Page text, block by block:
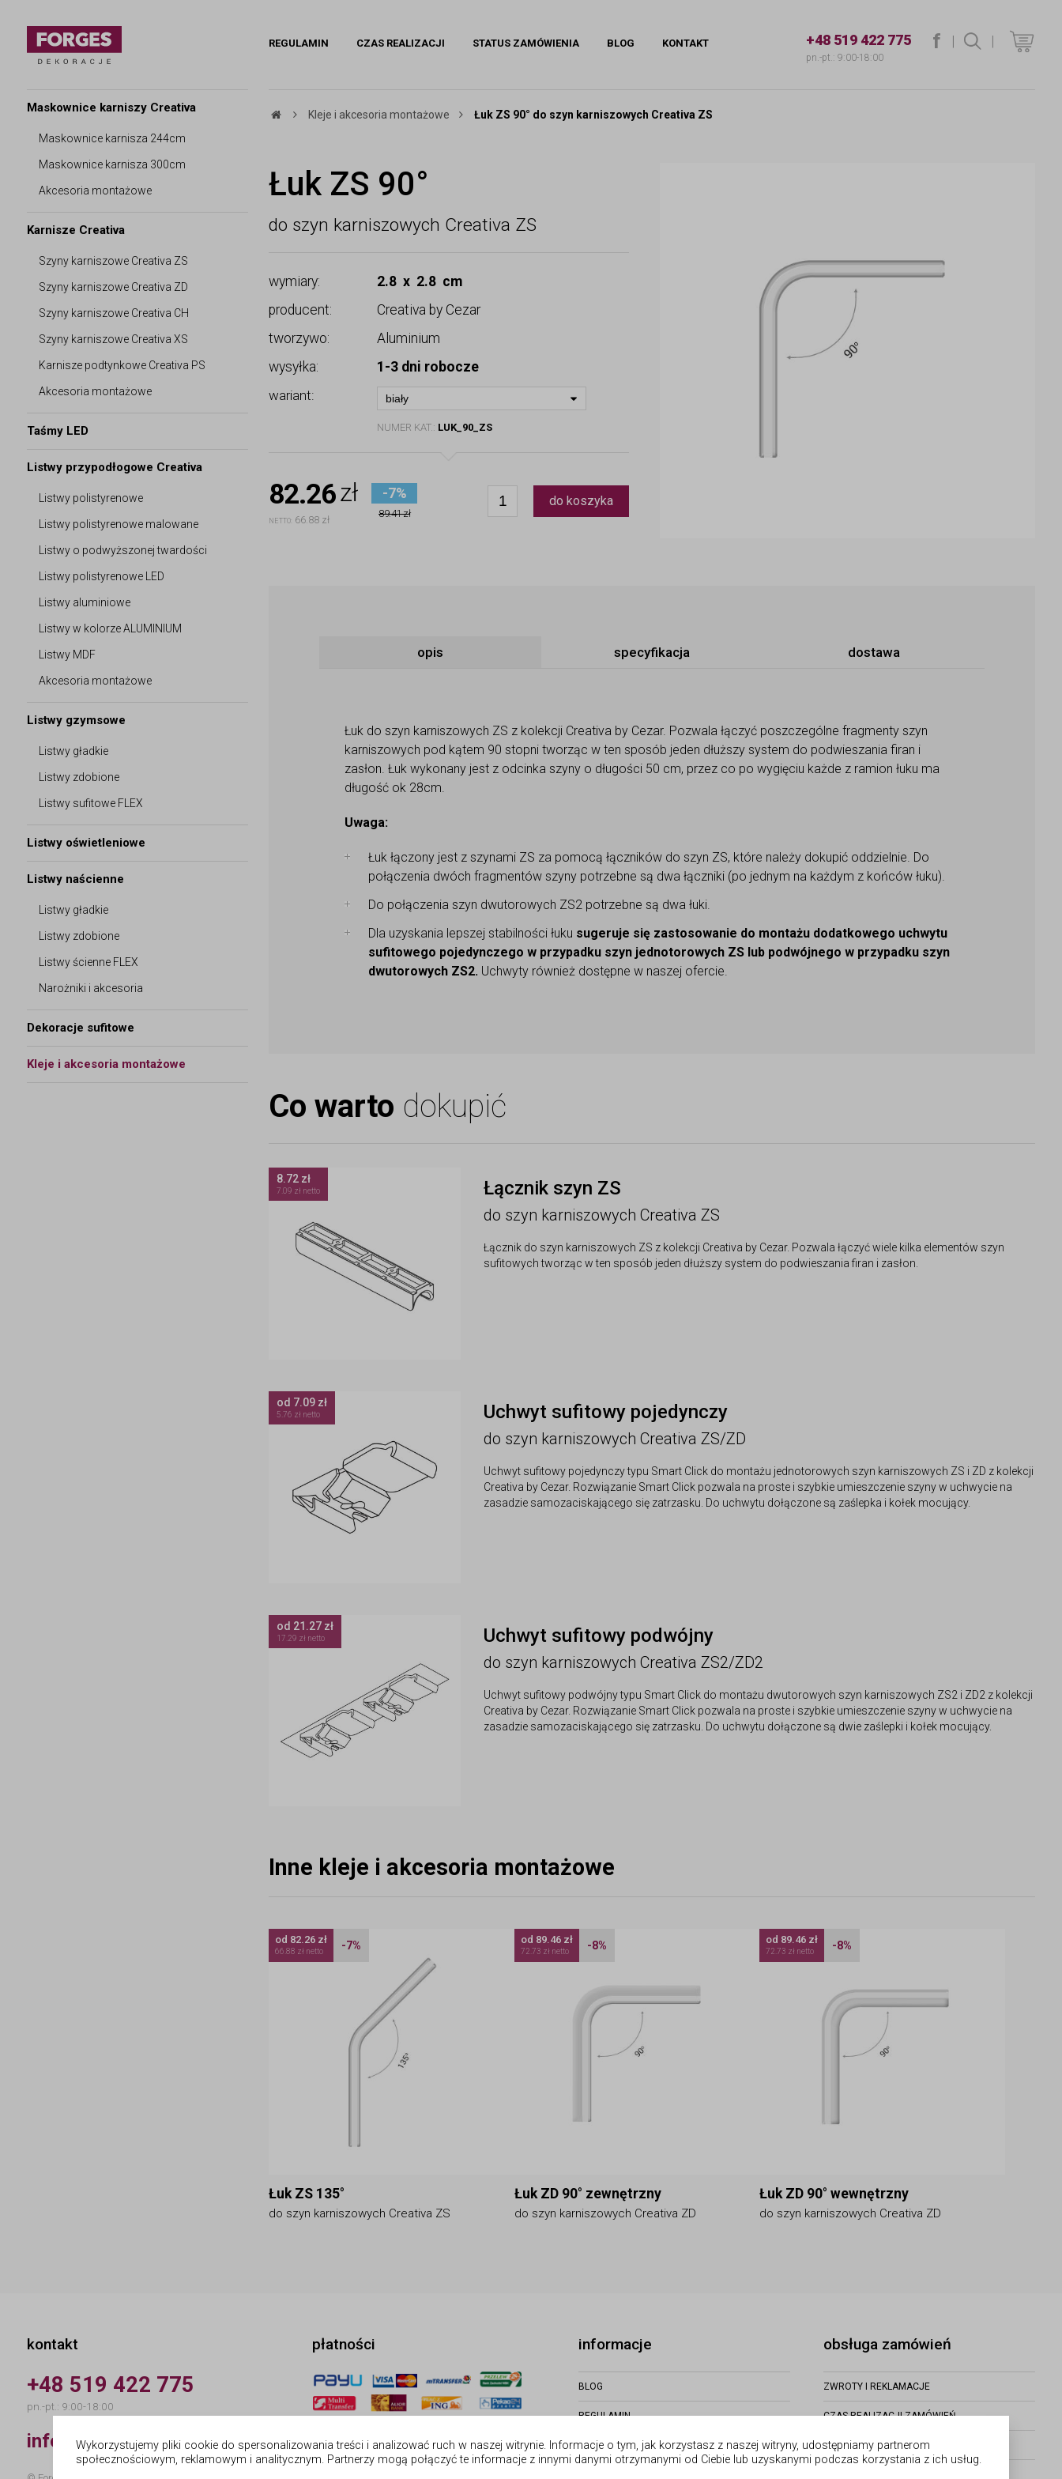
REGULAMIN CZAS REALIZACJI STATUS ZAMÓWIENIA BLOG KONTAKT f | szukaj
|
+48 519 422 775
pn.-pt.: 9:00-18:00
Maskownice karniszy Creativa
Maskownice karnisza 244cm
Maskownice karnisza 300cm
Akcesoria montażowe
Karnisze Creativa
Szyny karniszowe Creativa ZS
Szyny karniszowe Creativa ZD
Szyny karniszowe Creativa CH
Szyny karniszowe Creativa XS
Karnisze podtynkowe Creativa PS
Akcesoria montażowe
Taśmy LED
Listwy przypodłogowe Creativa
Listwy polistyrenowe
Listwy polistyrenowe malowane
Listwy o podwyższonej twardości
Listwy polistyrenowe LED
Listwy aluminiowe
Listwy w kolorze ALUMINIUM
Listwy MDF
Akcesoria montażowe
Listwy gzymsowe
Listwy gładkie
Listwy zdobione
Listwy sufitowe FLEX
Listwy oświetleniowe
Listwy naścienne
Listwy gładkie
Listwy zdobione
Listwy ścienne FLEX
Narożniki i akcesoria
Dekoracje sufitowe
Kleje i akcesoria montażowe
Kleje i akcesoria montażowe Łuk ZS 90° do szyn karniszowych Creativa ZS
do szyn karniszowych Creativa ZS
Łuk ZS 90°
wymiary:
2.8 x 2.8 cm
producent:
Creativa by Cezar
tworzywo:
Aluminium
wysyłka:
1-3 dni robocze
wariant:
biały
NUMER KAT.: LUK_90_ZS
82.26zł
NETTO: 66.88 zł
-7%
89.41 zł
do koszyka
opis specyfikacja dostawa
Łuk do szyn karniszowych ZS z kolekcji Creativa by Cezar. Pozwala łączyć poszczególne fragmenty szyn
karniszowych pod kątem 90 stopni tworząc w ten sposób jeden dłuższy system do podwieszania firan i
zasłon. Łuk wykonany jest z odcinka szyny o długości 50 cm, przez co po wygięciu każde z ramion łuku ma
długość ok 28cm.
Uwaga:
Łuk łączony jest z szynami ZS za pomocą łączników do szyn ZS, które należy dokupić oddzielnie. Do
połączenia dwóch fragmentów szyny potrzebne są dwa łączniki (po jednym na każdym z końców łuku).
Do połączenia szyn dwutorowych ZS2 potrzebne są dwa łuki.
Dla uzyskania lepszej stabilności łuku sugeruje się zastosowanie do montażu dodatkowego uchwytu
sufitowego pojedynczego w przypadku szyn jednotorowych ZS lub podwójnego w przypadku szyn
dwutorowych ZS2. Uchwyty również dostępne w naszej ofercie.
Co warto dokupić
Łącznik szyn ZS
do szyn karniszowych Creativa ZS
8.72 zł
7.09 zł netto
Łącznik do szyn karniszowych ZS z kolekcji Creativa by Cezar. Pozwala łączyć wiele kilka elementów szyn
sufitowych tworząc w ten sposób jeden dłuższy system do podwieszania firan i zasłon.
Uchwyt sufitowy pojedynczy
do szyn karniszowych Creativa ZS/ZD
od 7.09 zł
5.76 zł netto
Uchwyt sufitowy pojedynczy typu Smart Click do montażu jednotorowych szyn karniszowych ZS i ZD z kolekcji
Creativa by Cezar. Rozwiązanie Smart Click pozwala na proste i szybkie umieszczenie szyny w uchwycie na
zasadzie samozaciskającego się zatrzasku. Do uchwytu dołączone są zaślepka i kołek mocujący.
Uchwyt sufitowy podwójny
do szyn karniszowych Creativa ZS2/ZD2
od 21.27 zł
17.29 zł netto
Uchwyt sufitowy podwójny typu Smart Click do montażu dwutorowych szyn karniszowych ZS2 i ZD2 z kolekcji
Creativa by Cezar. Rozwiązanie Smart Click pozwala na proste i szybkie umieszczenie szyny w uchwycie na
zasadzie samozaciskającego się zatrzasku. Do uchwytu dołączone są dwie zaślepki i kołek mocujący.
Inne kleje i akcesoria montażowe
Łuk ZS 135°
do szyn karniszowych Creativa ZS
od 82.26 zł
66.88 zł netto -7%
Łuk ZD 90° zewnętrzny
do szyn karniszowych Creativa ZD
od 89.46 zł
72.73 zł netto -8%
Łuk ZD 90° wewnętrzny
do szyn karniszowych Creativa ZD
od 89.46 zł
72.73 zł netto -8%
kontakt
+48 519 422 775
pn.-pt.: 9:00-18:00
info@forges.pl
płatności informacje
BLOG
REGULAMIN
POLITYKA PRYWATNOŚCI
obsługa zamówień
ZWROTY I REKLAMACJE
CZAS REALIZACJI ZAMÓWIEŃ
FORMY PŁATNOŚCI I WYSYŁKI
Wykorzystujemy pliki cookie do spersonalizowania treści i analizować ruch w naszej witrynie. Informacje o tym, jak korzystasz z naszej witryny, udostępniamy partnerom
społecznościowym, reklamowym i analitycznym. Partnerzy mogą połączyć te informacje z innymi danymi otrzymanymi od Ciebie lub uzyskanymi podczas korzystania z ich usług.